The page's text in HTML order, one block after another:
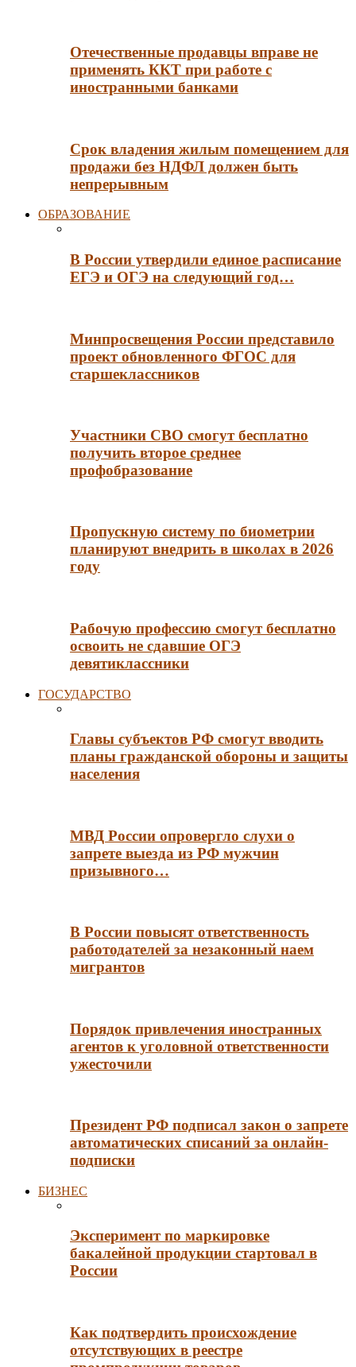
Отечественные продавцы вправе не
применять ККТ при работе с
иностранными банками
Срок владения жилым помещением для
продажи без НДФЛ должен быть
непрерывным
ОБРАЗОВАНИЕ
В России утвердили единое расписание
ЕГЭ и ОГЭ на следующий год…
Минпросвещения России представило
проект обновленного ФГОС для
старшеклассников
Участники СВО смогут бесплатно
получить второе среднее
профобразование
Пропускную систему по биометрии
планируют внедрить в школах в 2026
году
Рабочую профессию смогут бесплатно
освоить не сдавшие ОГЭ
девятиклассники
ГОСУДАРСТВО
Главы субъектов РФ смогут вводить
планы гражданской обороны и защиты
населения
МВД России опровергло слухи о
запрете выезда из РФ мужчин
призывного…
В России повысят ответственность
работодателей за незаконный наем
мигрантов
Порядок привлечения иностранных
агентов к уголовной ответственности
ужесточили
Президент РФ подписал закон о запрете
автоматических списаний за онлайн-
подписки
БИЗНЕС
Эксперимент по маркировке
бакалейной продукции стартовал в
России
Как подтвердить происхождение
отсутствующих в реестре